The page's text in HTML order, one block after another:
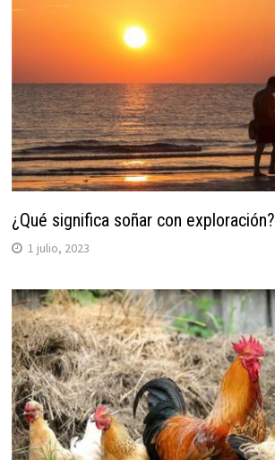
¿Qué significa soñar con exploración?
1 julio, 2023